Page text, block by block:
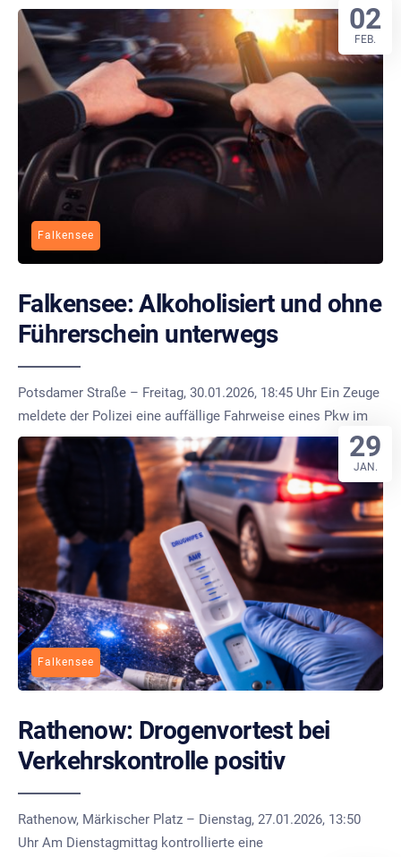
Falkensee
Falkensee: Alkoholisiert und ohne
Führerschein unterwegs
Potsdamer Straße – Freitag, 30.01.2026, 18:45 Uhr Ein Zeuge
meldete der Polizei eine auffällige Fahrweise eines Pkw im
02
FEB.
Falkensee
Rathenow: Drogenvortest bei
Verkehrskontrolle positiv
Rathenow, Märkischer Platz – Dienstag, 27.01.2026, 13:50
Uhr Am Dienstagmittag kontrollierte eine
29
JAN.